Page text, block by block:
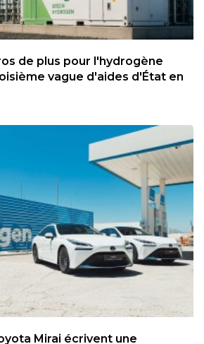
de plus pour l'hydrogène
vague d'aides d'État en
Mirai écrivent une